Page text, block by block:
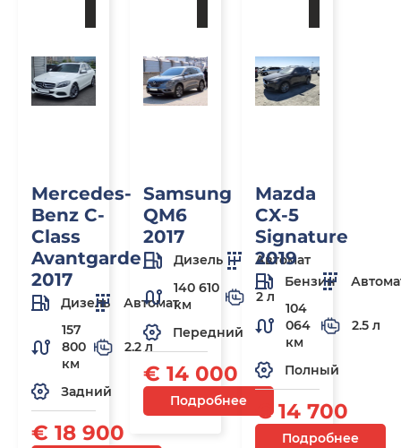
Mercedes-
Benz C-
Class
Avantgarde
2017
Дизель
Автомат
157
800
км
2.2 л
Задний
€ 18 900
Samsung
QM6
2017
Дизель
Автомат
140 610
км
2 л
Передний
€ 14 000
Подробнее
Mazda
CX-5
Signature
2019
Бензин
104
064
км
2.5 л
Полный
€ 14 700
Подробнее